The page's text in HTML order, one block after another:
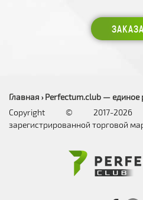
Главная › Perfectum.club — единое
Copyright © 2017-2026
зарегистрированной торговой